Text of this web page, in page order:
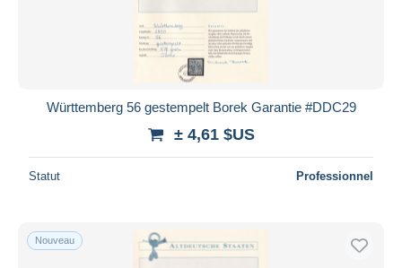
Württemberg 56 gestempelt Borek Garantie #DDC29
± 4,61 $US
Statut Professionnel
Nouveau